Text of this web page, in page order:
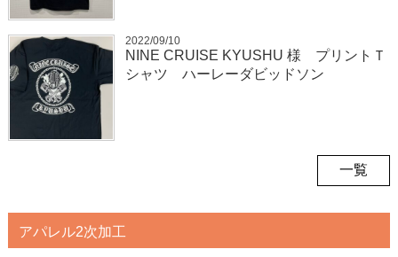
2022/09/10
NINE CRUISE KYUSHU 様 プリントＴ
シャツ ハーレーダビッドソン
一覧
アパレル2次加工